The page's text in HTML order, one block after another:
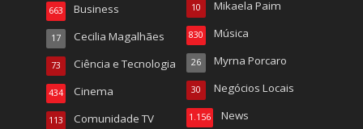
Business
663
Cecilia Magalhães
17
Ciência e Tecnologia
73
Cinema
434
Comunidade TV
113
Mikaela Paim
10
Música
830
Myrna Porcaro
26
Negócios Locais
30
News
1.156